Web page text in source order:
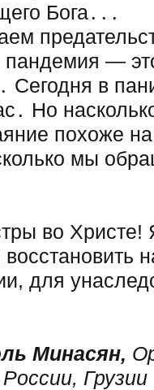
Бога․․․
—
Сегодня в
Но
похоже
мы
во
для
Минасян,